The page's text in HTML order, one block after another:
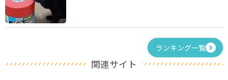
ランキング一覧
関連サイト